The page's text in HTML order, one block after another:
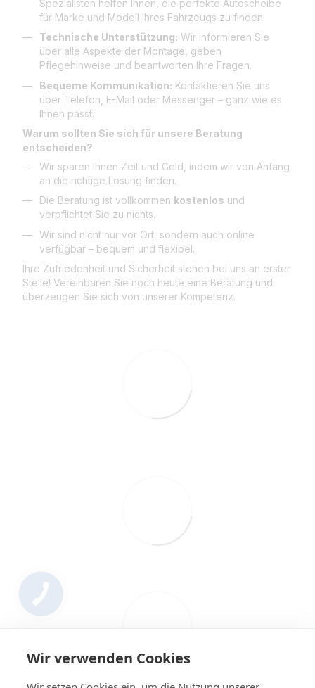
Spezialisten helfen Ihnen, die perfekte Autoscheibe
für Marke und Modell Ihres Fahrzeugs zu finden.
Technische Unterstützung: Wir informieren Sie
über alle Aspekte der Montage, geben
Pflegehinweise und beantworten Ihre Fragen.
Bequeme Kommunikation: Kontaktieren Sie uns
über Telefon, E-Mail oder Messenger – ganz wie es
Ihnen passt.
Warum sollten Sie sich für unsere Beratung
entscheiden?
Wir sparen Ihnen Zeit und Geld, indem wir von Anfang
an die richtige Lösung finden.
Die Beratung ist vollkommen kostenlos und
verpflichtet Sie zu nichts.
Wir sind nicht nur vor Ort, sondern auch online
verfügbar – bequem und flexibel.
Ihre Zufriedenheit und Sicherheit stehen bei uns an erster
Stelle! Vereinbaren Sie noch heute eine Beratung und
überzeugen Sie sich von unserer Kompetenz.
Wir verwenden Cookies